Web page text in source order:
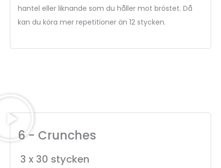
hantel eller liknande som du håller mot bröstet. Då
kan du köra mer repetitioner än 12 stycken.
6 - Crunches
3 x 30 stycken